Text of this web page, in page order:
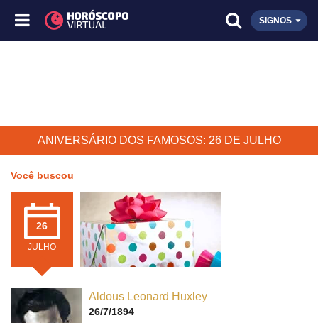
SIGNOS
ANIVERSÁRIO DOS FAMOSOS: 26 DE JULHO
Você buscou
26
JULHO
Aldous Leonard Huxley
26/7/1894